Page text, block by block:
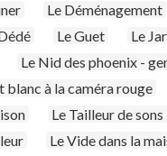
Le Déménagement
Le Guet Le
Le Nid des phoenix -
blanc à la caméra rouge
Le Tailleur de
Le Vide dans la